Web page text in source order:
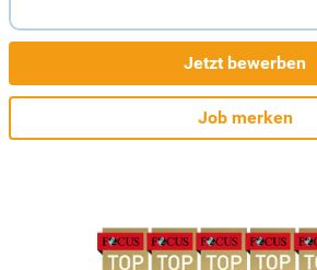
Jetzt bewerben
Job merken